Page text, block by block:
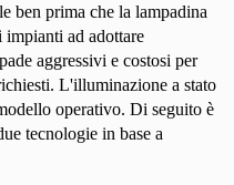
ben prima che la lampadina
ad adottare
aggressivi e costosi per
L'illuminazione a stato
operativo. Di seguito è
tecnologie in base a